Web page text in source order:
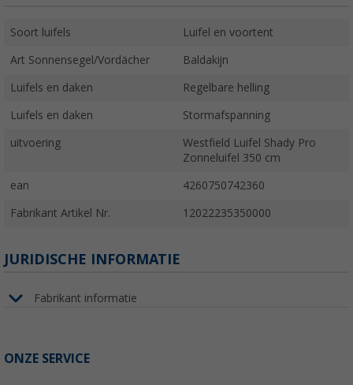
Soort luifels Luifel en voortent
Art Sonnensegel/Vordächer Baldakijn
Luifels en daken Regelbare helling
Luifels en daken Stormafspanning
uitvoering
Westfield Luifel Shady Pro
Zonneluifel 350 cm
ean 4260750742360
Fabrikant Artikel Nr. 12022235350000
JURIDISCHE INFORMATIE
Fabrikant informatie
ONZE SERVICE